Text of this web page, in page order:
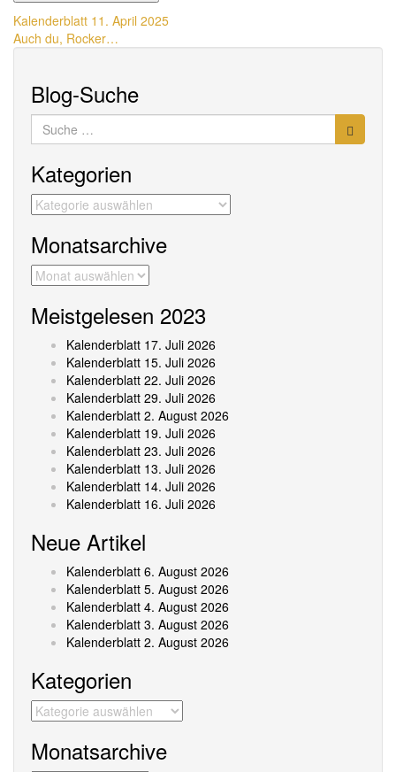
Beitragsnavigation
Kalenderblatt 11. April 2025
Auch du, Rocker…
Blog-Suche
Suche
nach:
Kategorien
Kategorien
Monatsarchive
Monatsarchive
Meistgelesen 2023
Kalenderblatt 17. Juli 2026
Kalenderblatt 15. Juli 2026
Kalenderblatt 22. Juli 2026
Kalenderblatt 29. Juli 2026
Kalenderblatt 2. August 2026
Kalenderblatt 19. Juli 2026
Kalenderblatt 23. Juli 2026
Kalenderblatt 13. Juli 2026
Kalenderblatt 14. Juli 2026
Kalenderblatt 16. Juli 2026
Neue Artikel
Kalenderblatt 6. August 2026
Kalenderblatt 5. August 2026
Kalenderblatt 4. August 2026
Kalenderblatt 3. August 2026
Kalenderblatt 2. August 2026
Kategorien
Kategorien
Monatsarchive